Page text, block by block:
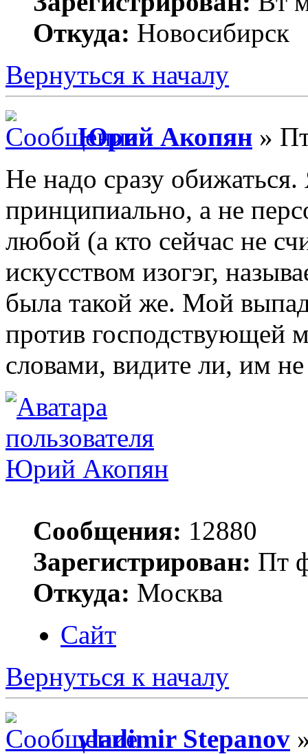
Откуда: Новосибирск
Вернуться к началу
Юрий Акопян »
Не надо сразу
принципиально, а не
любой (а кто сейчас не
искусством изогэг,
была такой же. Мой
против господствующей
словами, видите ли, им
Юрий Акопян
Сообщения: 12880
Зарегистрирован: Пт
Откуда: Москва
Сайт
Вернуться к началу
vladimir Stepanov